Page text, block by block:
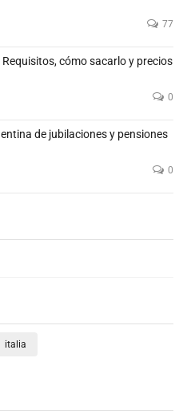
77
cómo sacarlo y precios
0
de jubilaciones y pensiones
0
italia